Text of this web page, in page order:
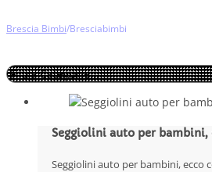
Brescia Bimbi/Bresciabimbi
Seggiolini auto per bambini,
Seggiolini auto per bambini, ecco